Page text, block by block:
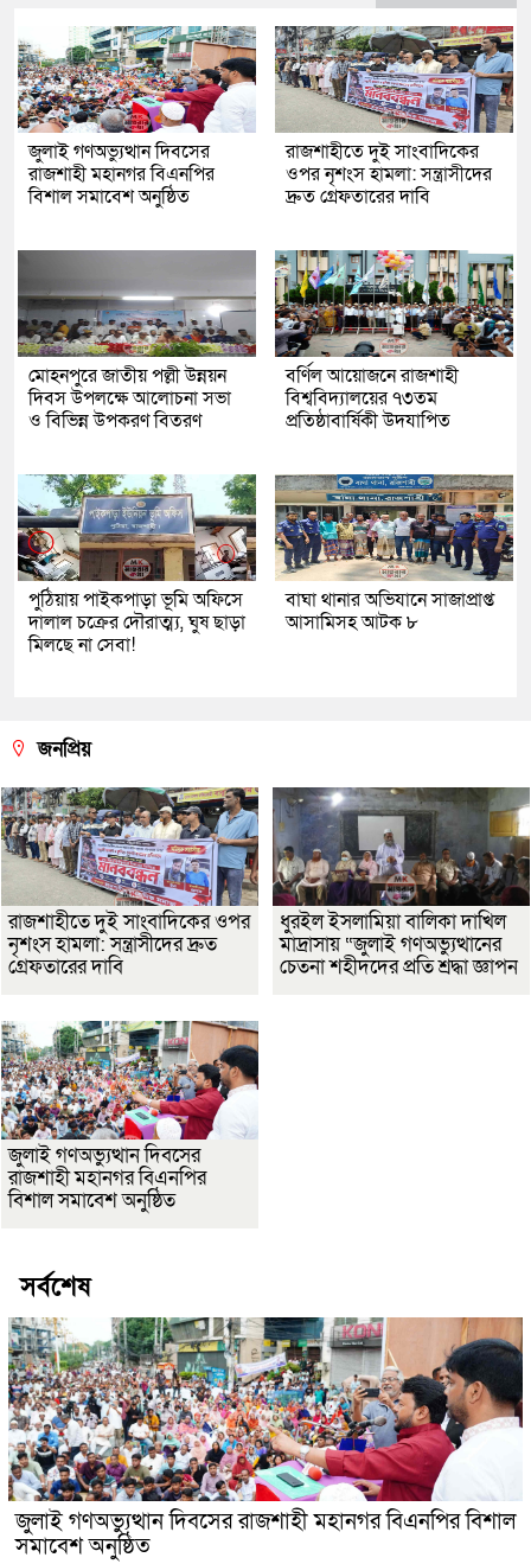
জুলাই গণঅভ্যুত্থান দিবসের
রাজশাহী মহানগর বিএনপির
বিশাল সমাবেশ অনুষ্ঠিত
রাজশাহীতে দুই সাংবাদিকের
ওপর নৃশংস হামলা: সন্ত্রাসীদের
দ্রুত গ্রেফতারের দাবি
মোহনপুরে জাতীয় পল্লী উন্নয়ন
দিবস উপলক্ষে আলোচনা সভা
ও বিভিন্ন উপকরণ বিতরণ
বর্ণিল আয়োজনে রাজশাহী
বিশ্ববিদ্যালয়ের ৭৩তম
প্রতিষ্ঠাবার্ষিকী উদযাপিত
পুঠিয়ায় পাইকপাড়া ভূমি অফিসে
দালাল চক্রের দৌরাত্ম্য, ঘুষ ছাড়া
মিলছে না সেবা!
বাঘা থানার অভিযানে সাজাপ্রাপ্ত
আসামিসহ আটক ৮
জনপ্রিয়
রাজশাহীতে দুই সাংবাদিকের ওপর
নৃশংস হামলা: সন্ত্রাসীদের দ্রুত
গ্রেফতারের দাবি
ধুরইল ইসলামিয়া বালিকা দাখিল
মাদ্রাসায় “জুলাই গণঅভ্যুত্থানের
চেতনা শহীদদের প্রতি শ্রদ্ধা জ্ঞাপন
জুলাই গণঅভ্যুত্থান দিবসের
রাজশাহী মহানগর বিএনপির
বিশাল সমাবেশ অনুষ্ঠিত
সর্বশেষ
জুলাই গণঅভ্যুত্থান দিবসের রাজশাহী মহানগর বিএনপির বিশাল
সমাবেশ অনুষ্ঠিত